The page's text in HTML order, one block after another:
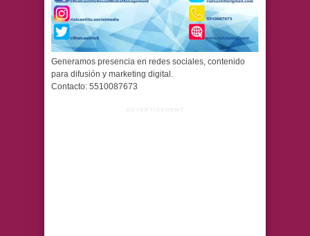
Generamos presencia en redes sociales, contenido
para difusión y marketing digital.
Contacto: 5510087673
ADVERTISEMENT